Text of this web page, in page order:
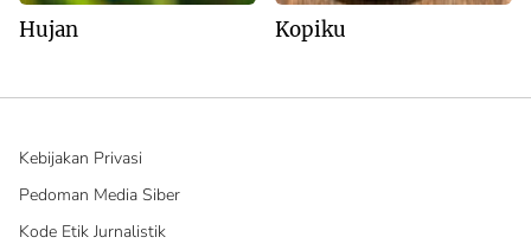
Hujan Kopiku
Kebijakan Privasi
Pedoman Media Siber
Kode Etik Jurnalistik